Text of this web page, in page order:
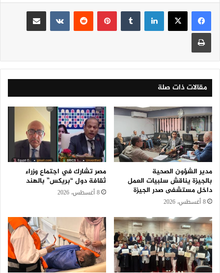
لينكدإن بينتيريست
مقالات ذات صلة
مدير الشؤون الصحية
بالجيزة يناقش سلبيات العمل
داخل مستشفى صدر الجيزة
8 أغسطس، 2026
مصر تشارك في اجتماع وزراء
ثقافة دول “بريكس” بالهند
8 أغسطس، 2026